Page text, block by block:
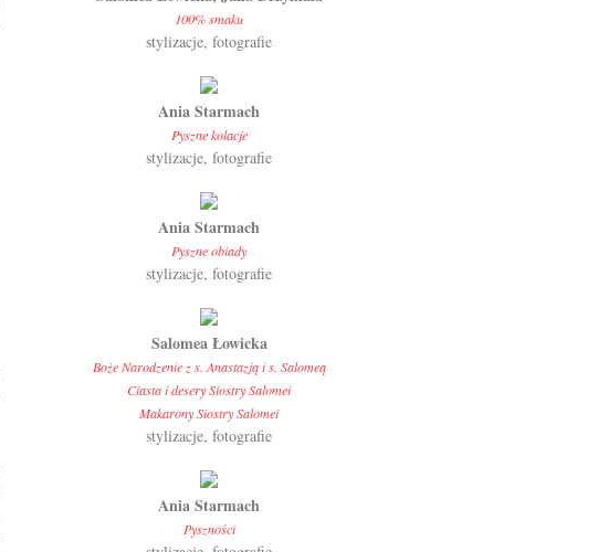
100% smaku
stylizacje, fotografie
Ania Starmach
Pyszne kolacje
stylizacje, fotografie
Ania Starmach
Pyszne obiady
stylizacje, fotografie
Salomea Łowicka
Boże Narodzenie z s. Anastazją i s. Salomeą
Ciasta i desery Siostry Salomei
Makarony Siostry Salomei
stylizacje, fotografie
Ania Starmach
Pyszności